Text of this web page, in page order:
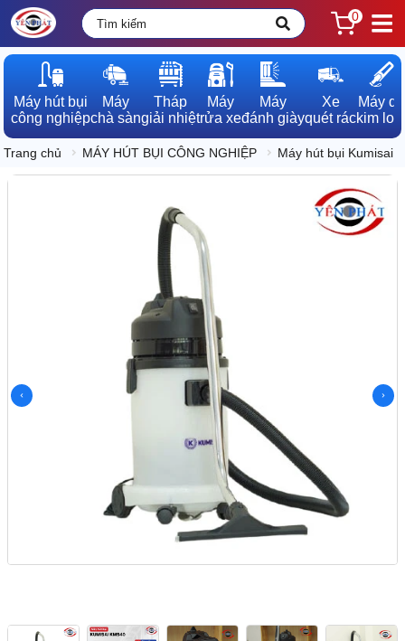
0
Máy hút bụi
công nghiệp
Máy
chà sàn
Tháp
giải nhiệt
Máy
rửa xe
Máy
đánh giày
Xe
quét rác
Máy dò
kim loại
Trang chủ MÁY HÚT BỤI CÔNG NGHIỆP Máy hút bụi Kumisai